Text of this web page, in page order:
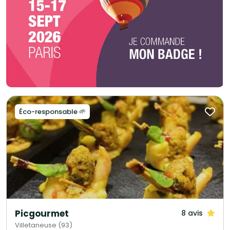
Éco-responsable 🌱
Picgourmet 8 avis
Villetaneuse (93)